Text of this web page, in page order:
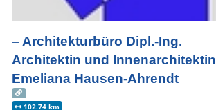
– Architekturbüro Dipl.-Ing.
Architektin und Innenarchitektin
Emeliana Hausen-Ahrendt
102.74 km